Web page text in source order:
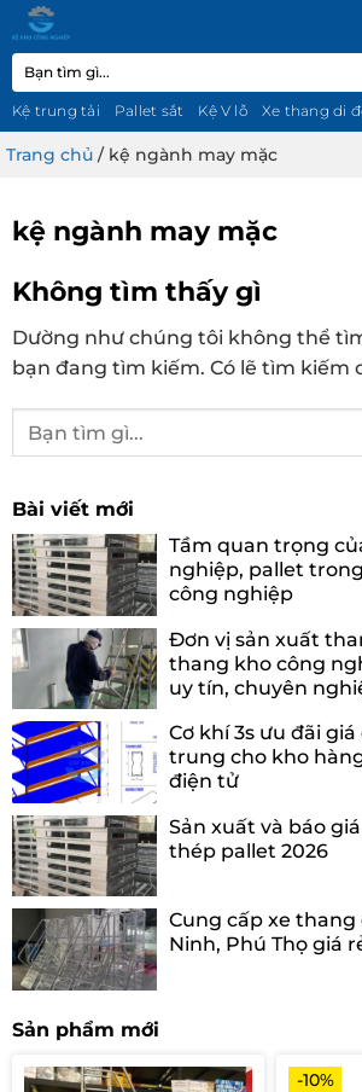
qua
nội
dung
Tìm
kiếm:
Kệ trung tải Pallet sắt Kệ V lỗ Xe thang di
Trang chủ / kệ ngành may mặc
kệ ngành may mặc
Không tìm thấy gì
Dường như chúng tôi không thể
bạn đang tìm kiếm. Có lẽ tìm kiếm
Bài viết mới
Tầm quan trọng
nghiệp, pallet
công nghiệp
Đơn vị sản xuất
thang kho công
uy tín, chuyên
Cơ khí 3s ưu đãi
trung cho kho
điện tử
Sản xuất và báo
thép pallet 2026
Cung cấp xe
Ninh, Phú Thọ giá
Sản phẩm mới
-10%